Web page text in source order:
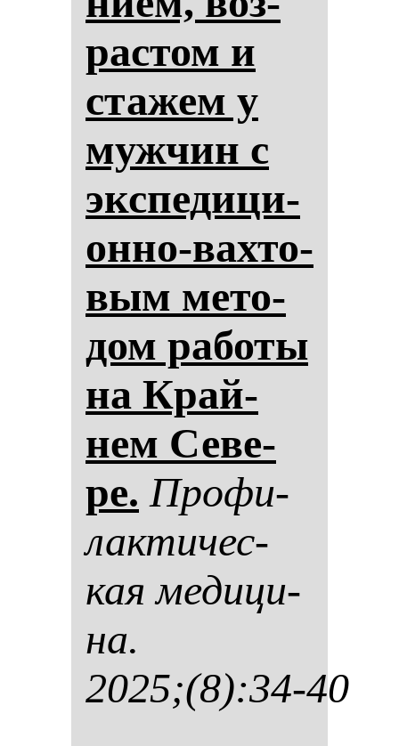
рас­том и
ста­жем у
муж­чин с
эк­спе­ди­ци­
он­но-вах­то­
вым ме­то­
дом ра­бо­ты
на Край­
нем Се­ве­
ре. Про­фи­
лак­ти­чес­
кая ме­ди­ци­
на.
2025;(8):34-40